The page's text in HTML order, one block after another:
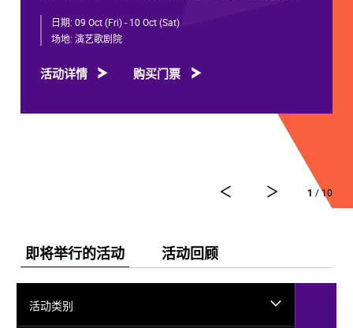
龟兹文化流淌着古往今来各族人民的印迹和血脉，从石
我、我中有你”，成为新疆历史文化的鲜活注脚，更是中
艺术的交融流变搬上舞台。
舞剧《龟兹》集结了各方力量，佟睿睿担任总编导，文
史学者韩子勇担任编剧，主创团队汇集了制作人李东，
运，服装设计阳东霖，视觉总监王涵，编导李宏钧、魏
内艺术家。舞剧以新疆艺术剧院歌舞团和新疆师范大学
的青年舞者为班底，携手国内优秀青年舞蹈艺术家共同
日期: 09 Oct (Fri) - 10 Oct (Sat)
场地: 演艺歌剧院
活动详情 购买门票
1 / 10
即将举行的活动 活动回顾
活动类别